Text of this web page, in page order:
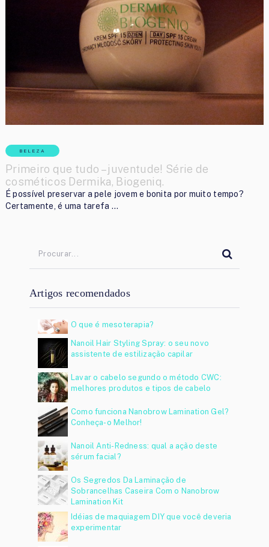
BELEZA
Primeiro que tudo – juventude! Série de
cosméticos Dermika, Biogeniq.
É possível preservar a pele jovem e bonita por muito tempo?
Certamente, é uma tarefa …
Artigos recomendados
O que é mesoterapia?
Nanoil Hair Styling Spray: o seu novo
assistente de estilização capilar
Lavar o cabelo segundo o método CWC:
melhores produtos e tipos de cabelo
Como funciona Nanobrow Lamination Gel?
Conheça-o Melhor!
Nanoil Anti-Redness: qual a ação deste
sérum facial?
Os Segredos Da Laminação de
Sobrancelhas Caseira Com o Nanobrow
Lamination Kit
Idéias de maquiagem DIY que você deveria
experimentar